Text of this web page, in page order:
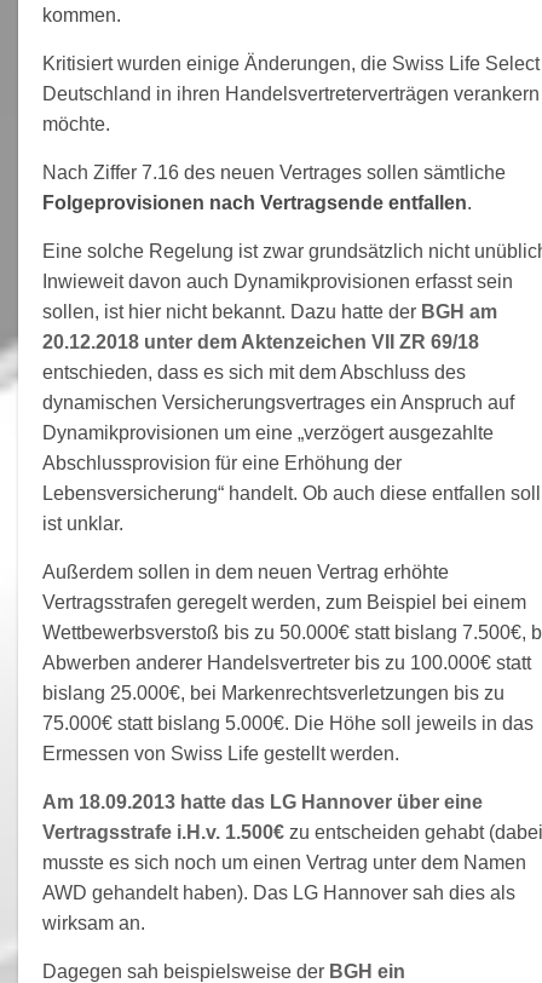
kommen.
Kritisiert wurden einige Änderungen, die Swiss Life Select
Deutschland in ihren Handelsvertreterverträgen verankern
möchte.
Nach Ziffer 7.16 des neuen Vertrages sollen sämtliche
Folgeprovisionen nach Vertragsende entfallen.
Eine solche Regelung ist zwar grundsätzlich nicht
Inwieweit davon auch Dynamikprovisionen erfasst sein
sollen, ist hier nicht bekannt. Dazu hatte der BGH am
20.12.2018 unter dem Aktenzeichen VII ZR 69/18
entschieden, dass es sich mit dem Abschluss des
dynamischen Versicherungsvertrages ein Anspruch auf
Dynamikprovisionen um eine „verzögert ausgezahlte
Abschlussprovision für eine Erhöhung der
Lebensversicherung“ handelt. Ob auch diese entfallen
ist unklar.
Außerdem sollen in dem neuen Vertrag erhöhte
Vertragsstrafen geregelt werden, zum Beispiel bei einem
Wettbewerbsverstoß bis zu 50.000€ statt bislang 7.500€,
Abwerben anderer Handelsvertreter bis zu 100.000€ statt
bislang 25.000€, bei Markenrechtsverletzungen bis zu
75.000€ statt bislang 5.000€. Die Höhe soll jeweils in das
Ermessen von Swiss Life gestellt werden.
Am 18.09.2013 hatte das LG Hannover über eine
Vertragsstrafe i.H.v. 1.500€zu entscheiden gehabt (dabei
musste es sich noch um einen Vertrag unter dem Namen
AWD gehandelt haben). Das LG Hannover sah dies als
wirksam an.
Dagegen sah beispielsweise der BGH ein